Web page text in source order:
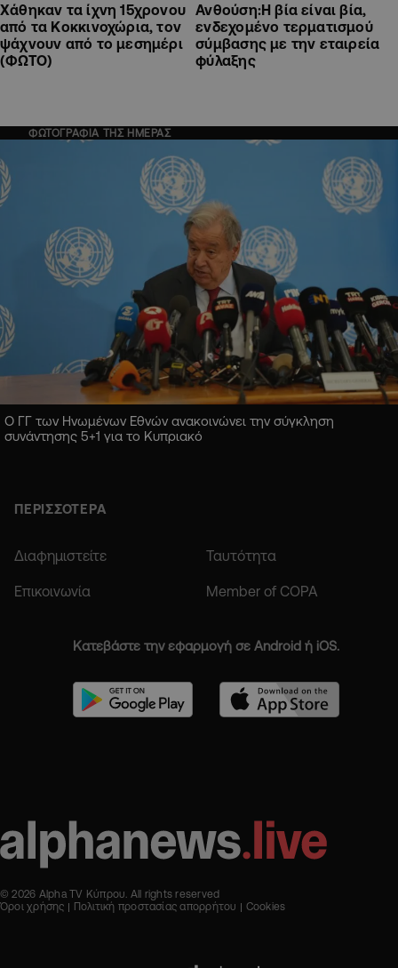
Χάθηκαν τα ίχνη 15χρονου
από τα Κοκκινοχώρια, τον
ψάχνουν από το μεσημέρι
(ΦΩΤΟ)
Ανθούση:Η βία είναι βία,
ενδεχομένο τερματισμού
σύμβασης με την εταιρεία
φύλαξης
ΦΩΤΟΓΡΑΦΙΑ ΤΗΣ ΗΜΕΡΑΣ
Ο ΓΓ των Ηνωμένων Εθνών ανακοινώνει την σύγκληση
συνάντησης 5+1 για το Κυπριακό
ΠΕΡΙΣΣΟΤΕΡΑ
Διαφημιστείτε Ταυτότητα
Επικοινωνία Member of COPA
Κατεβάστε την εφαρμογή σε Android ή iOS.
© 2026 Alpha TV Κύπρου. All rights reserved
Όροι χρήσης
Πολιτική προστασίας απορρήτου Cookies